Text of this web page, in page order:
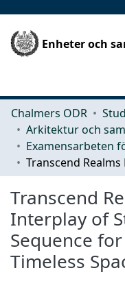
Enheter och
Chalmers ODR
Transcend
Interplay of
Sequence
Timeless